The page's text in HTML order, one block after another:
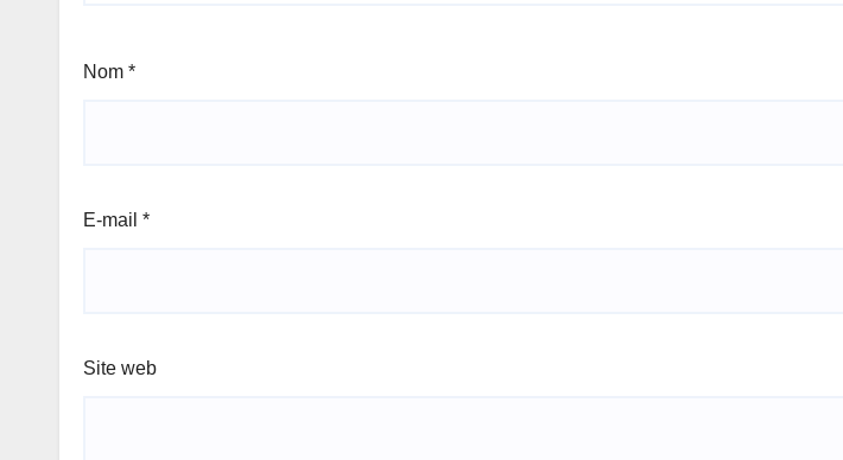
Nom *
E-mail *
Site web